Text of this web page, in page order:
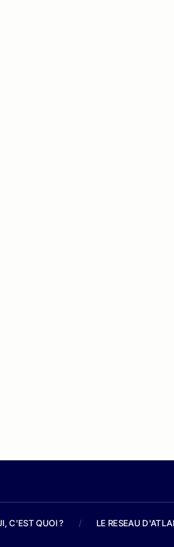
C'EST QUOI ? / LE RESEAU